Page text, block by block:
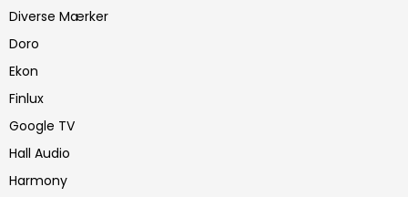
Diverse Mærker
Doro
Ekon
Finlux
Google TV
Hall Audio
Harmony